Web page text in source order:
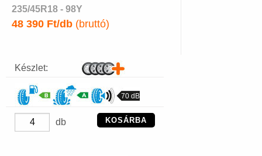
235/45R18 - 98Y
48 390 Ft/db (bruttó)
Készlet:
70 dB
db KOSÁRBA